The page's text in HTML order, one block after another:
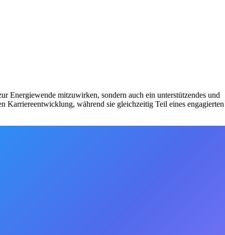
Energiewende mitzuwirken, sondern auch ein unterstützendes und
während sie gleichzeitig Teil eines engagierten